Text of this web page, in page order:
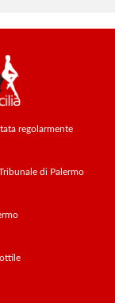
regolarmente
di Palermo